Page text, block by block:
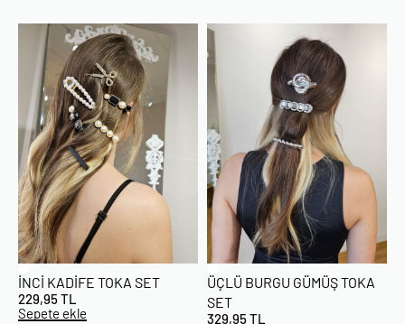
İNCI KADIFE TOKA SET
229,95TL
Sepete ekle
ÜÇLÜ BURGU GÜMÜŞ TOKA
SET
329,95TL